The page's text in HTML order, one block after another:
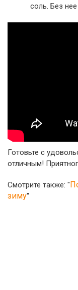
соль. Без
Готовьте с
отличным!
Смотрите также: "
зиму"